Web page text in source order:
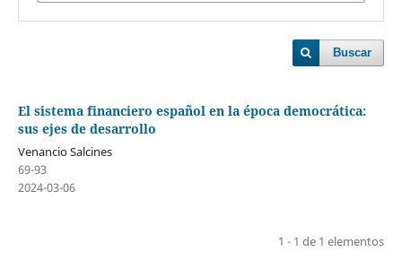
Buscar
El sistema financiero español en la época democrática:
sus ejes de desarrollo
Venancio Salcines
69-93
2024-03-06
1 - 1 de 1 elementos